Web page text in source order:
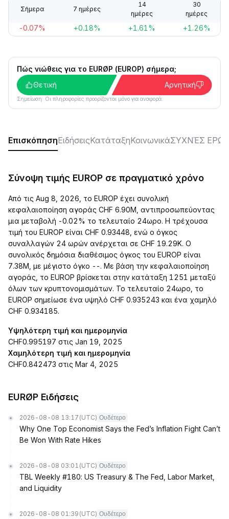
Σήμερα 7 ημέρες
14
ημέρες
30
ημέρες
-0.07% +0.18% +1.61% +1.26%
Πώς νιώθεις για το EURØP (EUROP) σήμερα;
Θετική
Αρνητική
Σημείωση: Οι πληροφορίες προορίζονται μόνο για αναφορά.
ΕπισκόπησηΕιδήσειςΚατάταξηΚοινωνικάΣΥΧΝΈΣ
Σύνοψη τιμής EUROP σε πραγματικό χρόνο
Από τις Aug 8, 2026, το EUROP έχει συνολική
κεφαλαιοποίηση αγοράς CHF 6.90M, αντιπροσωπεύοντας
μια μεταβολή -0.02% το τελευταίο 24ωρο. Η τρέχουσα
τιμή του EUROP είναι CHF 0.93448, ενώ ο όγκος
συναλλαγών 24 ωρών ανέρχεται σε CHF 19.29K. Ο
συνολικός δημόσια διαθέσιμος όγκος του EUROP είναι
7.38M, με μέγιστο όγκο --. Με βάση την κεφαλαιοποίηση
αγοράς, το EUROP βρίσκεται στην κατάταξη 1251 μεταξύ
όλων των κρυπτονομισμάτων. Το τελευταίο 24ωρο, το
EUROP σημείωσε ένα υψηλό CHF 0.935243 και ένα χαμηλό
CHF 0.934185.
Υψηλότερη τιμή και ημερομηνία
CHF0.995197 στις Jan 19, 2025
Χαμηλότερη τιμή και ημερομηνία
CHF0.842473 στις Mar 4, 2025
EURØP Ειδήσεις
2026-08-08 13:17 (UTC) Ουδέτερο
Why One Top Economist Says the Fed’s Inflation Fight Can’t
Be Won With Rate Hikes
2026-08-08 03:01 (UTC) Ουδέτερο
TBL Weekly #180: US Treasury & The Fed, Labor Market,
and Liquidity
2026-08-08 01:39 (UTC) Ουδέτερο